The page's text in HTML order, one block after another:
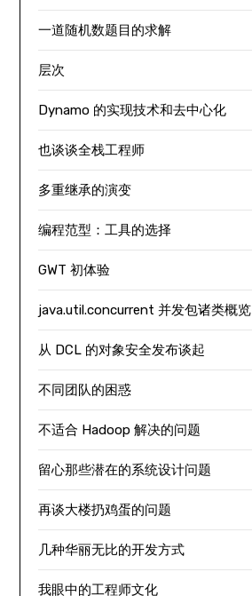
一道随机数题目的求解
层次
Dynamo 的实现技术和去中心化
也谈谈全栈工程师
多重继承的演变
编程范型：工具的选择
GWT 初体验
java.util.concurrent 并发包诸类概览
从 DCL 的对象安全发布谈起
不同团队的困惑
不适合 Hadoop 解决的问题
留心那些潜在的系统设计问题
再谈大楼扔鸡蛋的问题
几种华丽无比的开发方式
我眼中的工程师文化